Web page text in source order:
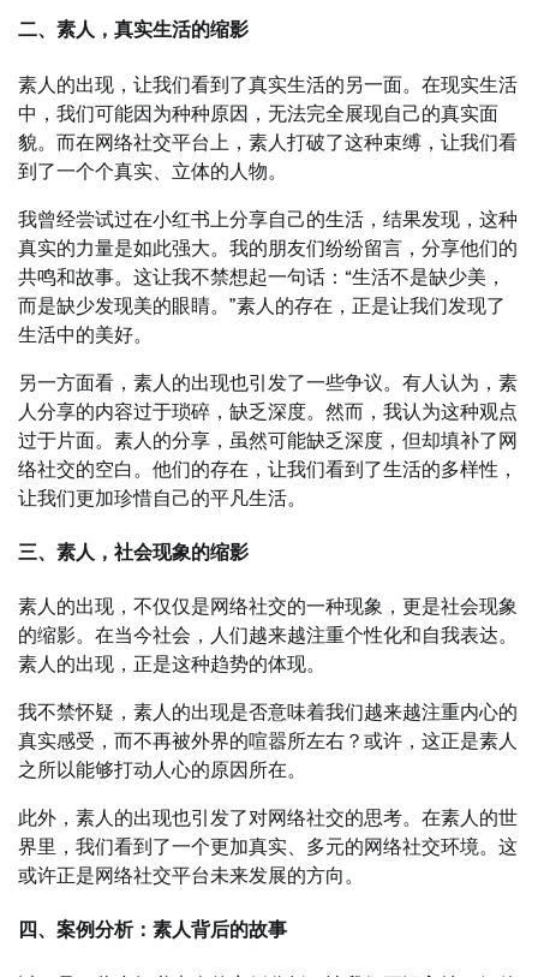
二、素人，真实生活的缩影
素人的出现，让我们看到了真实生活的另一面。在现实生活
中，我们可能因为种种原因，无法完全展现自己的真实面
貌。而在网络社交平台上，素人打破了这种束缚，让我们看
到了一个个真实、立体的人物。
我曾经尝试过在小红书上分享自己的生活，结果发现，这种
真实的力量是如此强大。我的朋友们纷纷留言，分享他们的
共鸣和故事。这让我不禁想起一句话：“生活不是缺少美，
而是缺少发现美的眼睛。”素人的存在，正是让我们发现了
生活中的美好。
另一方面看，素人的出现也引发了一些争议。有人认为，素
人分享的内容过于琐碎，缺乏深度。然而，我认为这种观点
过于片面。素人的分享，虽然可能缺乏深度，但却填补了网
络社交的空白。他们的存在，让我们看到了生活的多样性，
让我们更加珍惜自己的平凡生活。
三、素人，社会现象的缩影
素人的出现，不仅仅是网络社交的一种现象，更是社会现象
的缩影。在当今社会，人们越来越注重个性化和自我表达。
素人的出现，正是这种趋势的体现。
我不禁怀疑，素人的出现是否意味着我们越来越注重内心的
真实感受，而不再被外界的喧嚣所左右？或许，这正是素人
之所以能够打动人心的原因所在。
此外，素人的出现也引发了对网络社交的思考。在素人的世
界里，我们看到了一个更加真实、多元的网络社交环境。这
或许正是网络社交平台未来发展的方向。
四、案例分析：素人背后的故事